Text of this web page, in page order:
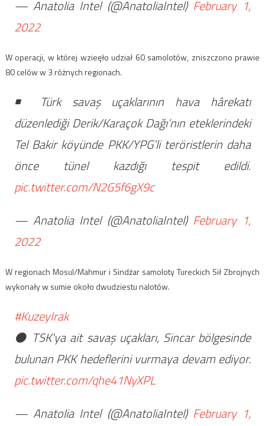
— Anatolia Intel (@AnatoliaIntel) February 1,
2022
W operacji, w której wzieęło udział 60 samolotów, zniszczono prawie
80 celów w 3 różnych regionach.
◾️ Türk savaş uçaklarının hava hârekatı
düzenlediği Derik/Karaçok Dağı’nın eteklerindeki
Tel Bakir köyünde PKK/YPG’li teröristlerin daha
önce tünel kazdığı tespit edildi.
pic.twitter.com/N2G5f6gX9c
— Anatolia Intel (@AnatoliaIntel) February 1,
2022
W regionach Mosul/Mahmur i Sindżar samoloty Tureckich Sił Zbrojnych
wykonały w sumie około dwudziestu nalotów.
#KuzeyIrak
⚫️ TSK'ya ait savaş uçakları, Sincar bölgesinde
bulunan PKK hedeflerini vurmaya devam ediyor.
pic.twitter.com/qhe41NyXPL
— Anatolia Intel (@AnatoliaIntel) February 1,